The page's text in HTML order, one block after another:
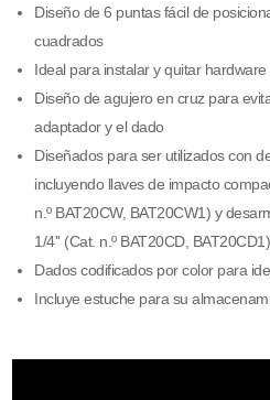
Diseño de 6 puntas fácil de
cuadrados
Ideal para instalar y quitar hardware
Diseño de agujero en cruz para
adaptador y el dado
Diseñados para ser utilizados con
incluyendo llaves de impacto
n.º BAT20CW, BAT20CW1) y
1/4'' (Cat. n.º BAT20CD, BAT20CD1)
Dados codificados por color para
Incluye estuche para su